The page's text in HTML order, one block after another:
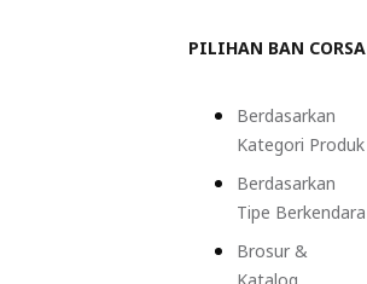
PILIHAN BAN CORSA
Berdasarkan
Kategori Produk
Berdasarkan
Tipe Berkendara
Brosur &